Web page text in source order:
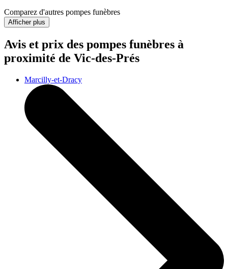
Comparez d'autres pompes funèbres
Afficher plus
Avis et prix des pompes funèbres à
proximité de Vic-des-Prés
Marcilly-et-Dracy